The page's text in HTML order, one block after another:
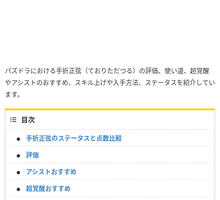
パズドラにおける手折正弦（ておりただつる）の評価、使い道、超覚醒
やアシストのおすすめ、スキル上げや入手方法、ステータスを紹介してい
ます。
目次
手折正弦のステータスと点数比較
評価
アシストおすすめ
超覚醒おすすめ